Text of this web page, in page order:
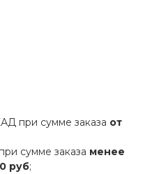
при сумме заказа от
сумме заказа менее
руб;